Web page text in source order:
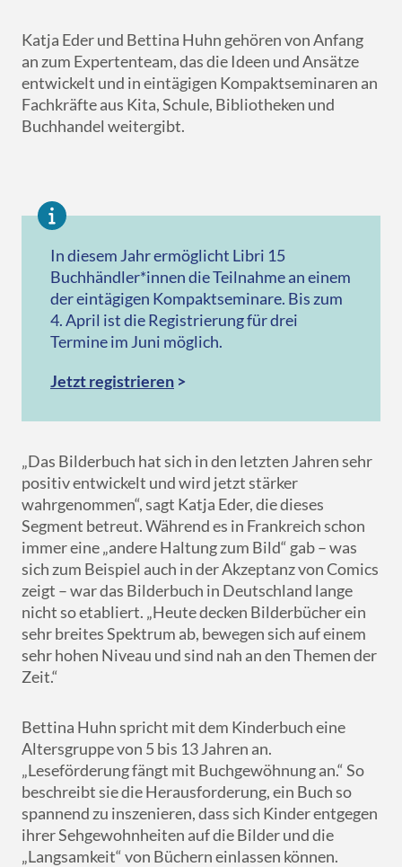
Katja Eder und Bettina Huhn gehören von Anfang
an zum Expertenteam, das die Ideen und Ansätze
entwickelt und in eintägigen Kompaktseminaren an
Fachkräfte aus Kita, Schule, Bibliotheken und
Buchhandel weitergibt.
In diesem Jahr ermöglicht Libri 15
Buchhändler*innen die Teilnahme an einem
der eintägigen Kompaktseminare. Bis zum
4. April ist die Registrierung für drei
Termine im Juni möglich.
Jetzt registrieren >
„Das Bilderbuch hat sich in den letzten Jahren sehr
positiv entwickelt und wird jetzt stärker
wahrgenommen“, sagt Katja Eder, die dieses
Segment betreut. Während es in Frankreich schon
immer eine „andere Haltung zum Bild“ gab – was
sich zum Beispiel auch in der Akzeptanz von Comics
zeigt – war das Bilderbuch in Deutschland lange
nicht so etabliert. „Heute decken Bilderbücher ein
sehr breites Spektrum ab, bewegen sich auf einem
sehr hohen Niveau und sind nah an den Themen der
Zeit.“
Bettina Huhn spricht mit dem Kinderbuch eine
Altersgruppe von 5 bis 13 Jahren an.
„Leseförderung fängt mit Buchgewöhnung an.“ So
beschreibt sie die Herausforderung, ein Buch so
spannend zu inszenieren, dass sich Kinder entgegen
ihrer Sehgewohnheiten auf die Bilder und die
„Langsamkeit“ von Büchern einlassen können.